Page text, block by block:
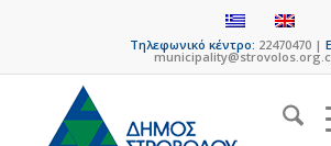
Τηλεφωνικό κέντρο: 22470470 |